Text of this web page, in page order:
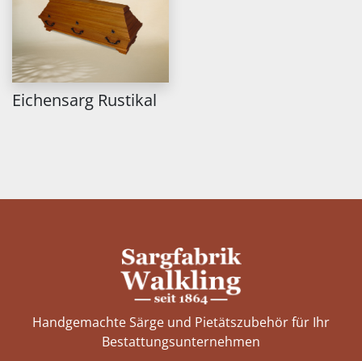
Eichensarg Rustikal
Handgemachte Särge und Pietätszubehör für Ihr
Bestattungs­unternehmen